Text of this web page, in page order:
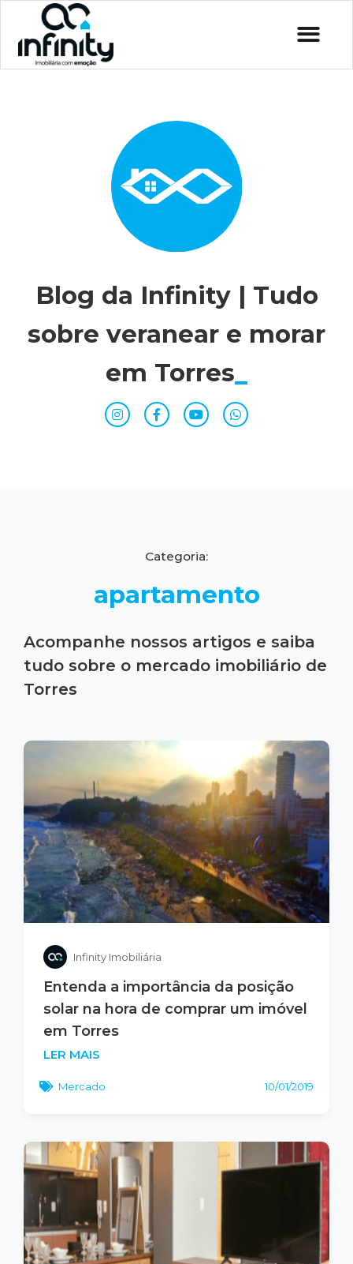
Blog da Infinity | Tudo
sobre veranear e morar
em Torres
Categoria:
apartamento
Acompanhe nossos artigos e saiba
tudo sobre o mercado imobiliário de
Torres
Infinity Imobiliária
Entenda a importância da posição
solar na hora de comprar um imóvel
em Torres
LER MAIS
Mercado 10/01/2019